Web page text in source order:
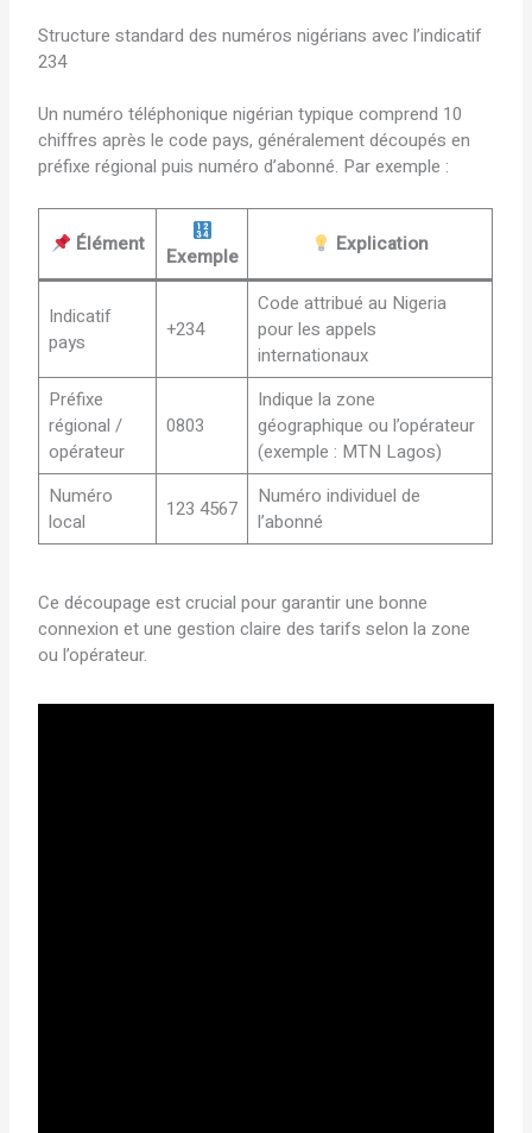
Structure standard des numéros nigérians avec l’indicatif
234
Un numéro téléphonique nigérian typique comprend 10
chiffres après le code pays, généralement découpés en
préfixe régional puis numéro d’abonné. Par exemple :
Élément Exemple Explication
Indicatif
pays
+234
Code attribué au Nigeria
pour les appels
internationaux
Préfixe
régional /
opérateur
0803
Indique la zone
géographique ou l’opérateur
(exemple : MTN Lagos)
Numéro
local
123 4567
Numéro individuel de
l’abonné
Ce découpage est crucial pour garantir une bonne
connexion et une gestion claire des tarifs selon la zone
ou l’opérateur.